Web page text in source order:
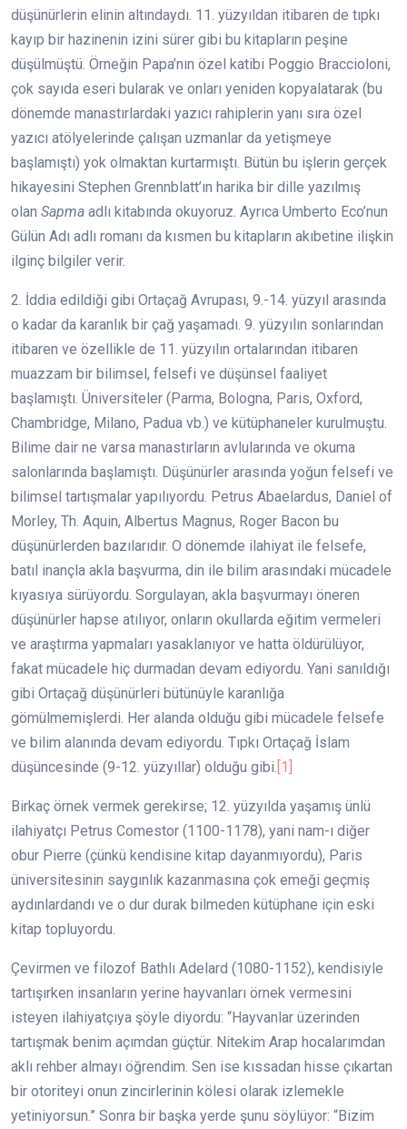
düşünürlerin elinin altındaydı. 11. yüzyıldan itibaren de tıpkı
kayıp bir hazinenin izini sürer gibi bu kitapların peşine
düşülmüştü. Örneğin Papa’nın özel katibi Poggio Braccioloni,
çok sayıda eseri bularak ve onları yeniden kopyalatarak (bu
dönemde manastırlardaki yazıcı rahiplerin yanı sıra özel
yazıcı atölyelerinde çalışan uzmanlar da yetişmeye
başlamıştı) yok olmaktan kurtarmıştı. Bütün bu işlerin gerçek
hikayesini Stephen Grennblatt’ın harika bir dille yazılmış
olan Sapma adlı kitabında okuyoruz. Ayrıca Umberto Eco’nun
Gülün Adı adlı romanı da kısmen bu kitapların akıbetine ilişkin
ilginç bilgiler verir.
2. İddia edildiği gibi Ortaçağ Avrupası, 9.-14. yüzyıl arasında
o kadar da karanlık bir çağ yaşamadı. 9. yüzyılın sonlarından
itibaren ve özellikle de 11. yüzyılın ortalarından itibaren
muazzam bir bilimsel, felsefi ve düşünsel faaliyet
başlamıştı. Üniversiteler (Parma, Bologna, Paris, Oxford,
Chambridge, Milano, Padua vb.) ve kütüphaneler kurulmuştu.
Bilime dair ne varsa manastırların avlularında ve okuma
salonlarında başlamıştı. Düşünürler arasında yoğun felsefi ve
bilimsel tartışmalar yapılıyordu. Petrus Abaelardus, Daniel of
Morley, Th. Aquin, Albertus Magnus, Roger Bacon bu
düşünürlerden bazılarıdır. O dönemde ilahiyat ile felsefe,
batıl inançla akla başvurma, din ile bilim arasındaki mücadele
kıyasıya sürüyordu. Sorgulayan, akla başvurmayı öneren
düşünürler hapse atılıyor, onların okullarda eğitim vermeleri
ve araştırma yapmaları yasaklanıyor ve hatta öldürülüyor,
fakat mücadele hiç durmadan devam ediyordu. Yani sanıldığı
gibi Ortaçağ düşünürleri bütünüyle karanlığa
gömülmemişlerdi. Her alanda olduğu gibi mücadele felsefe
ve bilim alanında devam ediyordu. Tıpkı Ortaçağ İslam
düşüncesinde (9-12. yüzyıllar) olduğu gibi. [1]
Birkaç örnek vermek gerekirse; 12. yüzyılda yaşamış ünlü
ilahiyatçı Petrus Comestor (1100-1178), yani nam-ı diğer
obur Pierre (çünkü kendisine kitap dayanmıyordu), Paris
üniversitesinin saygınlık kazanmasına çok emeği geçmiş
aydınlardandı ve o dur durak bilmeden kütüphane için eski
kitap topluyordu.
Çevirmen ve filozof Bathlı Adelard (1080-1152), kendisiyle
tartışırken insanların yerine hayvanları örnek vermesini
isteyen ilahiyatçıya şöyle diyordu: “Hayvanlar üzerinden
tartışmak benim açımdan güçtür. Nitekim Arap hocalarımdan
aklı rehber almayı öğrendim. Sen ise kıssadan hisse çıkartan
bir otoriteyi onun zincirlerinin kölesi olarak izlemekle
yetiniyorsun.” Sonra bir başka yerde şunu söylüyor: “Bizim